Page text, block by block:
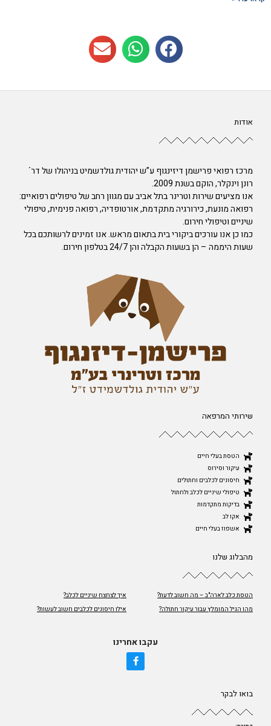
אודות
מרכז רפואי פרישמן דיזינגוף ע”ש יהודית גולדשמיט בניהולו של דר´
רונן וינקלר, הוקם בשנת 2009.
אנו מציעים שירות וטרינר בתל אביב עם מגוון רחב של טיפולים רפואיים:
רפואה מונעת, כירורגיה מתקדמת, אורטופדיה, רפואה פנימית, טיפולי
שיניים וטיפולי חירום.
כמו כן אנו עורכים ביקורי בית בתאום מראש. אנו זמינים לרשותכם בכל
שעות היממה – הן בשעות הקבלה והן 24/7 בטלפון חירום.
שירותי המרפאה
הטסת בעלי חיים
עיקור וסירוס
חיסונים לכלבים וחתולים
טיפולי שיניים לכלב ולחתול
בדיקות מתקדמות
אקו לב
אשפוז בעלי חיים
מהבלוג שלנו
הטסת כלב לארה"ב – מה חשוב לדעת?
איך לצחצח שיניים לכלב?
מהו הגיל המומלץ עבור עיקור חתולה?
אילו חיסונים לכלבים חשוב לעשות?
עקבו אחרינו
בואו לבקר